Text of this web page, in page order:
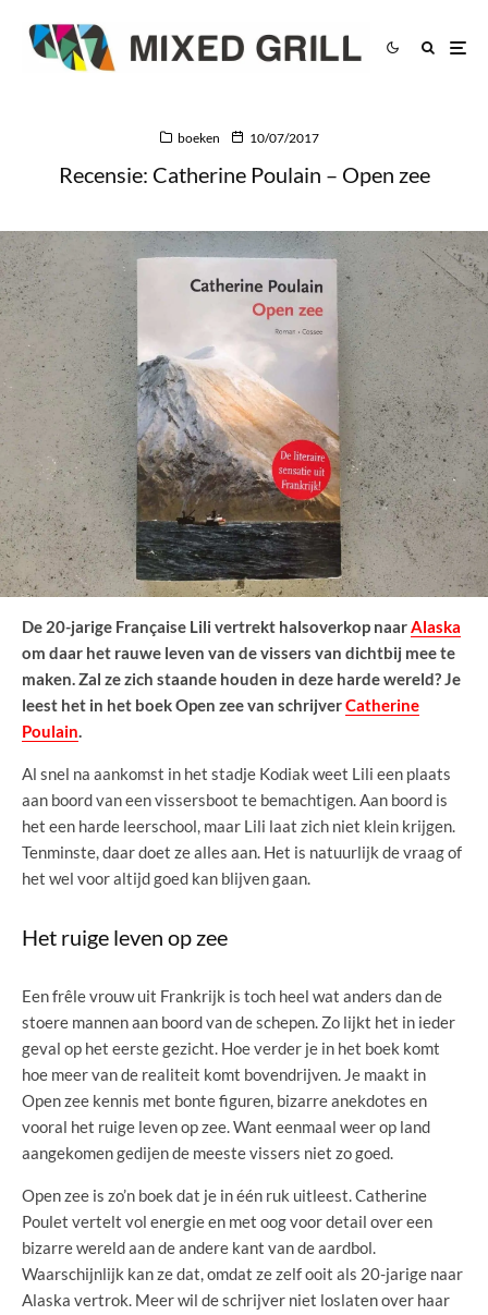
boeken 10/07/2017
Recensie: Catherine Poulain – Open zee
De 20-jarige Française Lili vertrekt halsoverkop naarAlaska
om daar het rauwe leven van de vissers van dichtbij mee te
maken. Zal ze zich staande houden in deze harde wereld? Je
leest het in het boek Open zee van schrijverCatherine
Poulain.
Al snel na aankomst in het stadje Kodiak weet Lili een plaats
aan boord van een vissersboot te bemachtigen. Aan boord is
het een harde leerschool, maar Lili laat zich niet klein krijgen.
Tenminste, daar doet ze alles aan. Het is natuurlijk de vraag of
het wel voor altijd goed kan blijven gaan.
Het ruige leven op zee
Een frêle vrouw uit Frankrijk is toch heel wat anders dan de
stoere mannen aan boord van de schepen. Zo lijkt het in ieder
geval op het eerste gezicht. Hoe verder je in het boek komt
hoe meer van de realiteit komt bovendrijven. Je maakt in
Open zee kennis met bonte figuren, bizarre anekdotes en
vooral het ruige leven op zee. Want eenmaal weer op land
aangekomen gedijen de meeste vissers niet zo goed.
Open zee is zo’n boek dat je in één ruk uitleest. Catherine
Poulet vertelt vol energie en met oog voor detail over een
bizarre wereld aan de andere kant van de aardbol.
Waarschijnlijk kan ze dat, omdat ze zelf ooit als 20-jarige naar
Alaska vertrok. Meer wil de schrijver niet loslaten over haar